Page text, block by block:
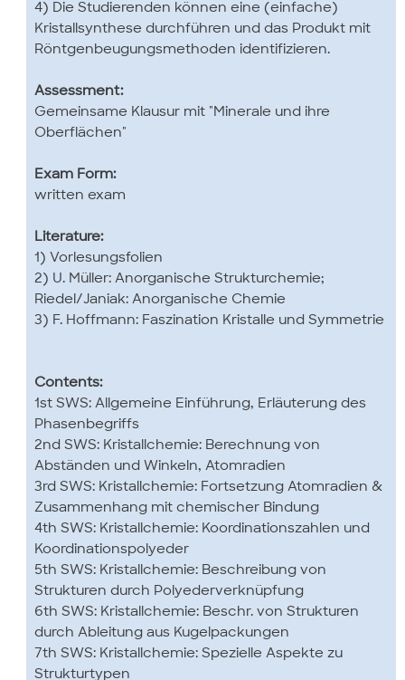
4) Die Studierenden können eine (einfache)
Kristallsynthese durchführen und das Produkt mit
Röntgenbeugungsmethoden identifizieren.
Assessment:
Gemeinsame Klausur mit "Minerale und ihre
Oberflächen"
Exam Form:
written exam
Literature:
1) Vorlesungsfolien
2) U. Müller: Anorganische Strukturchemie;
Riedel/Janiak: Anorganische Chemie
3) F. Hoffmann: Faszination Kristalle und Symmetrie
Contents:
1st SWS: Allgemeine Einführung, Erläuterung des
Phasenbegriffs
2nd SWS: Kristallchemie: Berechnung von
Abständen und Winkeln, Atomradien
3rd SWS: Kristallchemie: Fortsetzung Atomradien &
Zusammenhang mit chemischer Bindung
4th SWS: Kristallchemie: Koordinationszahlen und
Koordinationspolyeder
5th SWS: Kristallchemie: Beschreibung von
Strukturen durch Polyederverknüpfung
6th SWS: Kristallchemie: Beschr. von Strukturen
durch Ableitung aus Kugelpackungen
7th SWS: Kristallchemie: Spezielle Aspekte zu
Strukturtypen